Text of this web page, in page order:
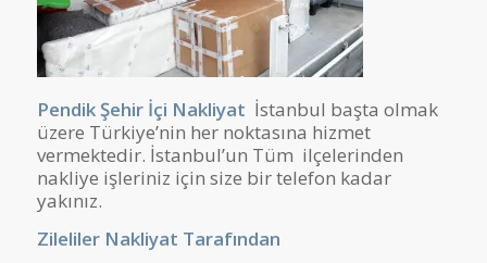
Pendik Şehir İçi Nakliyat İstanbul başta olmak
üzere Türkiye’nin her noktasına hizmet
vermektedir. İstanbul’un Tüm ilçelerinden
nakliye işleriniz için size bir telefon kadar
yakınız.
Zileliler Nakliyat Tarafından